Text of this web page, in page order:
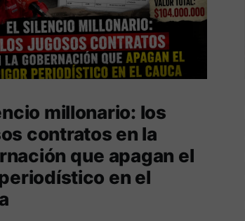
millonario: los
contratos en la
que apagan el
en el